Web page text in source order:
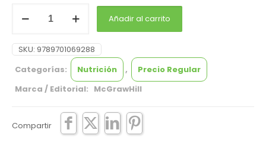
Añadir al carrito
SKU: 9789701069288
Categorías:
Nutrición ,
Precio Regular
Marca / Editorial: McGrawHill
Compartir